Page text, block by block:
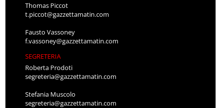
Thomas Piccot
t.piccot@gazzettamatin.com
Fausto Vassoney
f.vassoney@gazzettamatin.com
SEGRETERIA
Roberta Prodoti
segreteria@gazzettamatin.com
Stefania Muscolo
segreteria@gazzettamatin.com